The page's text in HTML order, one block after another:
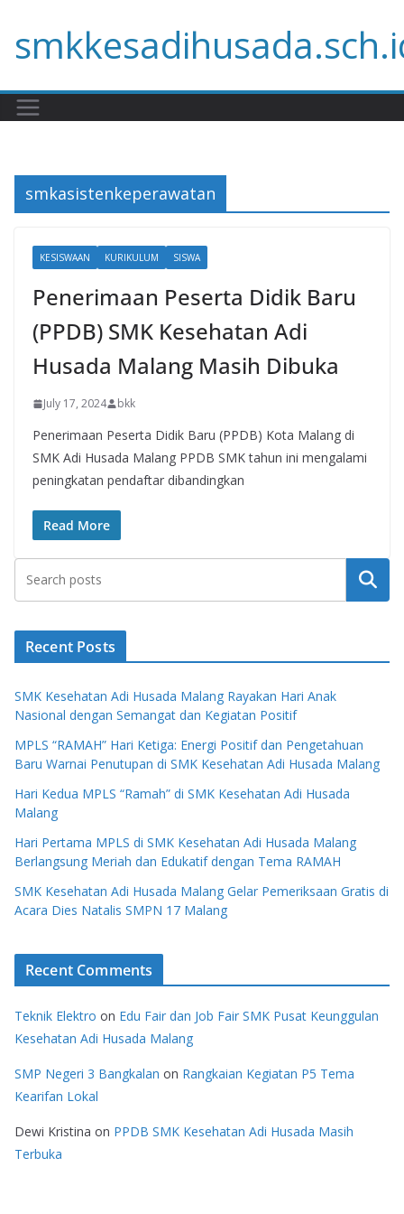
content
smkasistenkeperawatan
KESISWAAN KURIKULUM SISWA
Penerimaan Peserta Didik Baru
(PPDB) SMK Kesehatan Adi
Husada Malang Masih Dibuka
July 17, 2024 bkk
Penerimaan Peserta Didik Baru (PPDB) Kota Malang di
SMK Adi Husada Malang PPDB SMK tahun ini mengalami
peningkatan pendaftar dibandingkan
Read More
Search
Recent Posts
SMK Kesehatan Adi Husada Malang Rayakan Hari Anak
Nasional dengan Semangat dan Kegiatan Positif
MPLS “RAMAH” Hari Ketiga: Energi Positif dan Pengetahuan
Baru Warnai Penutupan di SMK Kesehatan Adi Husada Malang
Hari Kedua MPLS “Ramah” di SMK Kesehatan Adi Husada
Malang
Hari Pertama MPLS di SMK Kesehatan Adi Husada Malang
Berlangsung Meriah dan Edukatif dengan Tema RAMAH
SMK Kesehatan Adi Husada Malang Gelar Pemeriksaan Gratis di
Acara Dies Natalis SMPN 17 Malang
Recent Comments
Teknik Elektro on Edu Fair dan Job Fair SMK Pusat Keunggulan
Kesehatan Adi Husada Malang
SMP Negeri 3 Bangkalan on Rangkaian Kegiatan P5 Tema
Kearifan Lokal
Dewi Kristina on PPDB SMK Kesehatan Adi Husada Masih
Terbuka